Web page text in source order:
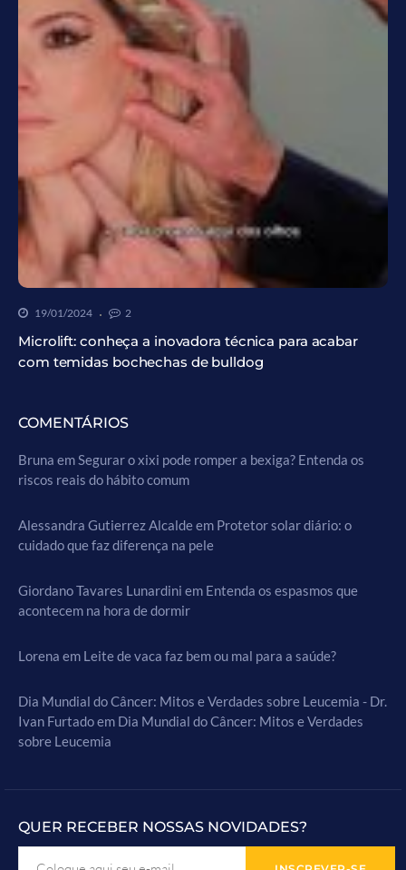
19/01/2024 2
Microlift: conheça a inovadora técnica para acabar
com temidas bochechas de bulldog
COMENTÁRIOS
Bruna emSegurar o xixi pode romper a bexiga? Entenda os
riscos reais do hábito comum
Alessandra Gutierrez Alcaldeem Protetor solar diário: o
cuidado que faz diferença na pele
Giordano Tavares Lunardini em Entenda os espasmos que
acontecem na hora de dormir
Lorena em Leite de vaca faz bem ou mal para a saúde?
Dia Mundial do Câncer: Mitos e Verdades sobre Leucemia - Dr.
Ivan Furtadoem Dia Mundial do Câncer: Mitos e Verdades
sobre Leucemia
QUER RECEBER NOSSAS NOVIDADES?